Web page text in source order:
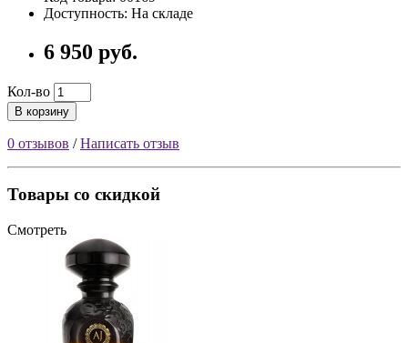
Доступность: На складе
6 950 руб.
Кол-во
В корзину
0 отзывов /Написать отзыв
Товары со скидкой
Смотреть